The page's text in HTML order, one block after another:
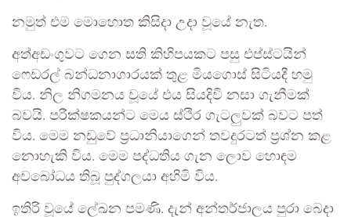
නමුත් එම මොහොත කිසිදා උදා වූයේ නැත.
අත්අඩංගුවට ගෙන සති කිහිපයකට පසු එප්ස්ටයින්
ෆෙඩරල් බන්ධනාගාරයක් තුළ මියගොස් සිටියදී හමු
විය. නිල නිගමනය වූයේ එය සියදිවි නසා ගැනීමක්
බවයි. පරීක්ෂකයන්ට මෙය ස්ථිර ගැටලුවක් බවට පත්
විය. මෙම නඩුවේ ප්‍රධානියාගෙන් තවදුරටත් ප්‍රශ්න කළ
නොහැකි විය. මෙම පද්ධතිය ගැන ලොව හොඳම
අවබෝධය තිබූ පුද්ගලයා අහිමි විය.
ඉතිරි වූයේ ලේඛන පමණි. දැන් අන්තර්ජාලය පුරා බෙදා